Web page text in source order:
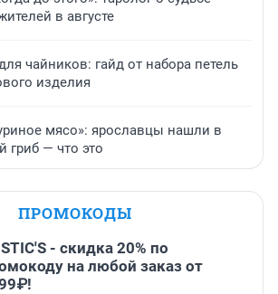
в августе
чайников: гайд от набора петель
изделия
мясо»: ярославцы нашли в
гриб — что это
ПРОМОКОДЫ
- скидка 20% по
на любой заказ от